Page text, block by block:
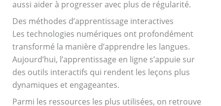
aussi aider à progresser avec plus de régularité.
Des méthodes d’apprentissage interactives
Les technologies numériques ont profondément
transformé la manière d’apprendre les langues.
Aujourd’hui, l’apprentissage en ligne s’appuie sur
des outils interactifs qui rendent les leçons plus
dynamiques et engageantes.
Parmi les ressources les plus utilisées, on retrouve